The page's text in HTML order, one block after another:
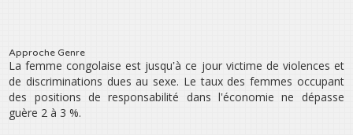
Approche Genre
La femme congolaise est jusqu‛à ce jour victime de violences et
de discriminations dues au sexe. Le taux des femmes occupant
des positions de responsabilité dans l‛économie ne dépasse
guère 2 à 3 %.